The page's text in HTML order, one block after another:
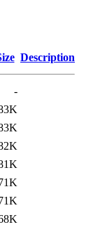
Description
-